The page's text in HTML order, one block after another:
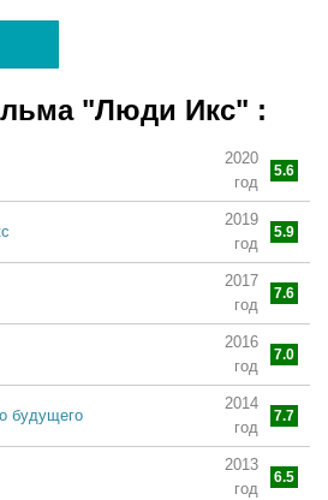
"Люди Икс" :
2020
год
5.6
2019
год
5.9
2017
год
7.6
2016
год
7.0
будущего
2014
год
7.7
2013
год
6.5